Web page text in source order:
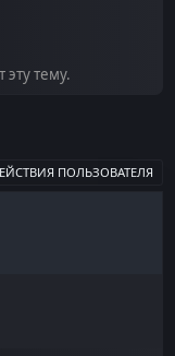
тему.
ПОЛЬЗОВАТЕЛЯ